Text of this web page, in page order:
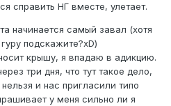
справить НГ вместе, улетает.
начинается самый завал (хотя
подскажите?xD)
крышу, я впадаю в адикцию.
три дня, что тут такое дело,
и нас пригласили типо
у меня сильно ли я